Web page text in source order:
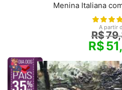
Menina Italiana
A partir
R$
R$